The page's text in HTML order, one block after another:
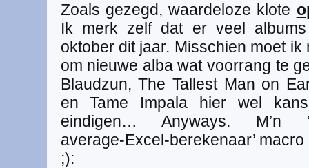
Zoals gezegd, waardeloze klote
Ik merk zelf dat er veel
oktober dit jaar. Misschien moet
om nieuwe alba wat voorrang te
Blaudzun, The Tallest Man on
en Tame Impala hier wel
eindigen… Anyways. M’n
average-Excel-berekenaar’
;):